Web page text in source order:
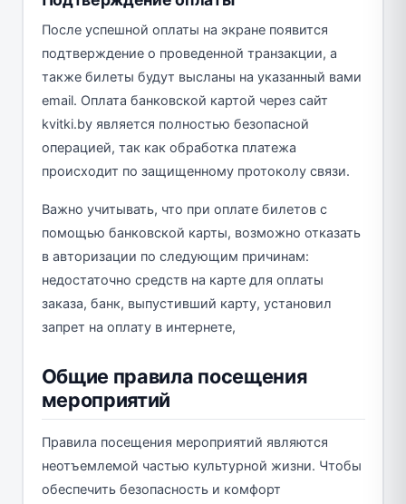
После успешной оплаты на экране появится
подтверждение о проведенной транзакции, а
также билеты будут высланы на указанный вами
email. Оплата банковской картой через сайт
kvitki.by является полностью безопасной
операцией, так как обработка платежа
происходит по защищенному протоколу связи.
Важно учитывать, что при оплате билетов с
помощью банковской карты, возможно отказать
в авторизации по следующим причинам:
недостаточно средств на карте для оплаты
заказа, банк, выпустивший карту, установил
запрет на оплату в интернете,
Общие правила посещения
мероприятий
Правила посещения мероприятий являются
неотъемлемой частью культурной жизни. Чтобы
обеспечить безопасность и комфорт